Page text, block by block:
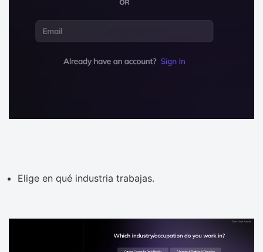
Elige en qué industria trabajas.